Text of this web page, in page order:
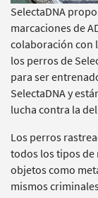
SelectaDNA
marcaciones de
colaboración con
los perros de
para ser
SelectaDNA y
lucha contra la
Los perros
todos los tipos de
objetos como
mismos